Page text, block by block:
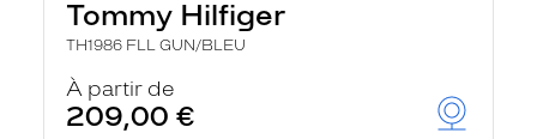
Tommy Hilfiger
TH1986 FLL GUN/BLEU
À partir de
209,00 €